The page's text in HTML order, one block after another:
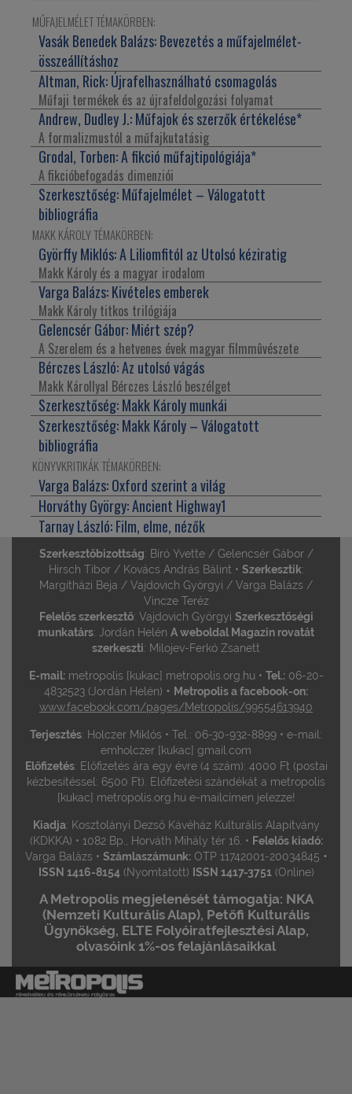
MŰFAJELMÉLET TÉMAKÖRBEN:
Vasák Benedek Balázs:Bevezetés a műfajelmélet-
összeállításhoz
Altman, Rick:Újrafelhasználható csomagolás
Műfaji termékek és az újrafeldolgozási folyamat
Andrew, Dudley J.:Műfajok és szerzők értékelése*
A formalizmustól a műfajkutatásig
Grodal, Torben:A fikció műfajtipológiája*
A fikcióbefogadás dimenziói
Szerkesztőség:Műfajelmélet – Válogatott
bibliográfia
MAKK KÁROLY TÉMAKÖRBEN:
Györffy Miklós:A Liliomfitól az Utolsó kéziratig
Makk Károly és a magyar irodalom
Varga Balázs:Kivételes emberek
Makk Károly titkos trilógiája
Gelencsér Gábor:Miért szép?
A Szerelem és a hetvenes évek magyar filmmûvészete
Bérczes László:Az utolsó vágás
Makk Károllyal Bérczes László beszélget
Szerkesztőség:Makk Károly munkái
Szerkesztőség:Makk Károly – Válogatott
bibliográfia
KÖNYVKRITIKÁK TÉMAKÖRBEN:
Varga Balázs:Oxford szerint a világ
Horváthy György:Ancient Highway1
Tarnay László:Film, elme, nézők
Szerkesztőbizottság: Bíró Yvette / Gelencsér Gábor /
Hirsch Tibor / Kovács András Bálint • Szerkesztik:
Margitházi Beja / Vajdovich Györgyi / Varga Balázs /
Vincze Teréz
Felelős szerkesztő: Vajdovich Györgyi Szerkesztőségi
munkatárs: Jordán Helén A weboldal Magazin rovatát
szerkeszti: Milojev-Ferkó Zsanett
E-mail:metropolis [kukac] metropolis.org.hu • Tel.:06-20-
4832523 (Jordán Helén) • Metropolis a facebook-on:
www.facebook.com/pages/Metropolis/99554613940
Terjesztés: Holczer Miklós • Tel.: 06-30-932-8899 • e-mail:
emholczer [kukac] gmail.com
Előfizetés: Előfizetés ára egy évre (4 szám): 4000 Ft (postai
kézbesítéssel: 6500 Ft). Előfizetési szándékát a metropolis
[kukac] metropolis.org.hu e-mailcímen jelezze!
Kiadja: Kosztolányi Dezső Kávéház Kulturális Alapítvány
(KDKKA) • 1082 Bp., Horváth Mihály tér 16. • Felelős kiadó:
Varga Balázs • Számlaszámunk:OTP 11742001-20034845 •
ISSN 1416-8154(Nyomtatott) ISSN 1417-3751(Online)
A Metropolis megjelenését támogatja: NKA
(Nemzeti Kulturális Alap), Petőfi Kulturális
Ügynökség, ELTE Folyóiratfejlesztési Alap,
olvasóink 1%-os felajánlásaikkal